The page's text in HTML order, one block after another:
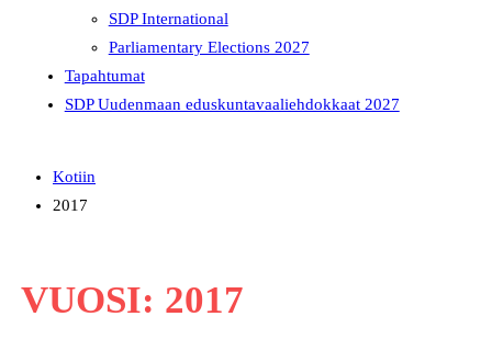
SDP International
Parliamentary Elections 2027
Tapahtumat
SDP Uudenmaan eduskuntavaaliehdokkaat 2027
Kotiin
2017
VUOSI: 2017